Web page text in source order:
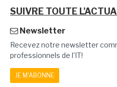
SUIVRE TOUTE
Newsletter
Recevez notre newsletter
professionnels de l'IT!
JE M'ABONNE